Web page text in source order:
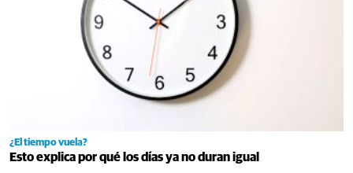
¿El tiempo vuela?
Esto explica por qué los días ya no duran igual